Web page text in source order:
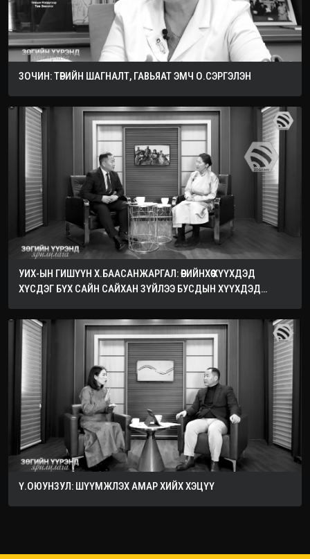
ЗОЧИН: ТӨРИЙН ШАГНАЛТ, ГАВЬЯАТ ЭМЧ О.СЭРГЭЛЭН
УИХ-ЫН ГИШҮҮН Х.БААСАНЖАРГАЛ: ӨӨРИЙНХӨӨ ХҮҮХДЭД
ХҮСДЭГ БҮХ САЙН САЙХАН ЗҮЙЛЭЭ БУСДЫН ХҮҮХДЭД
Ү.ОЮУНЗУЛ: ШҮҮМЖЛЭХ АМАР ХИЙХ ХЭЦҮҮ